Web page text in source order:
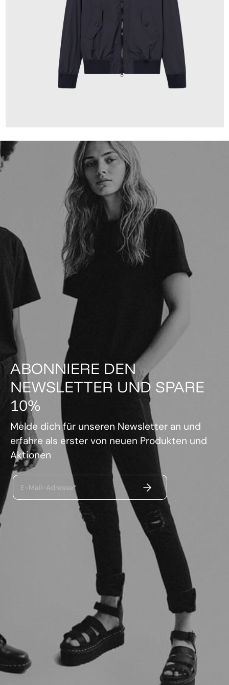
ABONNIERE DEN
NEWSLETTER UND SPARE
10%
Melde dich für unseren Newsletter an und
erfahre als erster von neuen Produkten und
Aktionen
E-Mail-Adresse* ABSENDEN